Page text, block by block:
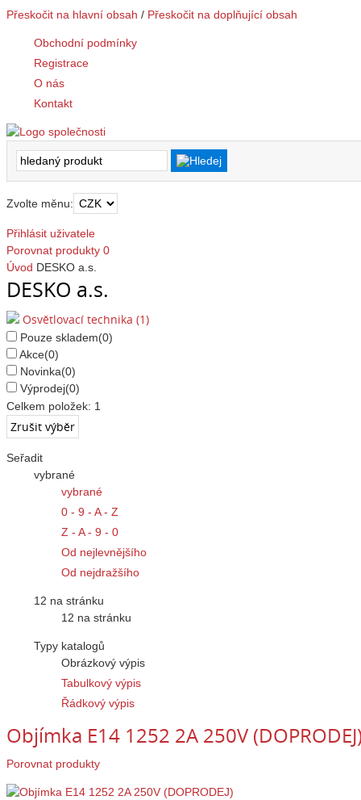
Přeskočit na hlavní obsah / Přeskočit na doplňující obsah
Obchodní podmínky
Registrace
O nás
Kontakt
Zvolte měnu:
Přihlásit uživatele
Porovnat produkty 0
Úvod DESKO a.s.
DESKO a.s.
Osvětlovací technika (1)
Pouze skladem(0)
Akce(0)
Novinka(0)
Výprodej(0)
Celkem položek: 1
Seřadit
vybrané
vybrané
0 - 9 - A - Z
Z - A - 9 - 0
Od nejlevnějšího
Od nejdražšího
12 na stránku
12 na stránku
Typy katalogů
Obrázkový výpis
Tabulkový výpis
Řádkový výpis
Objímka E14 1252 2A 250V
Porovnat produkty